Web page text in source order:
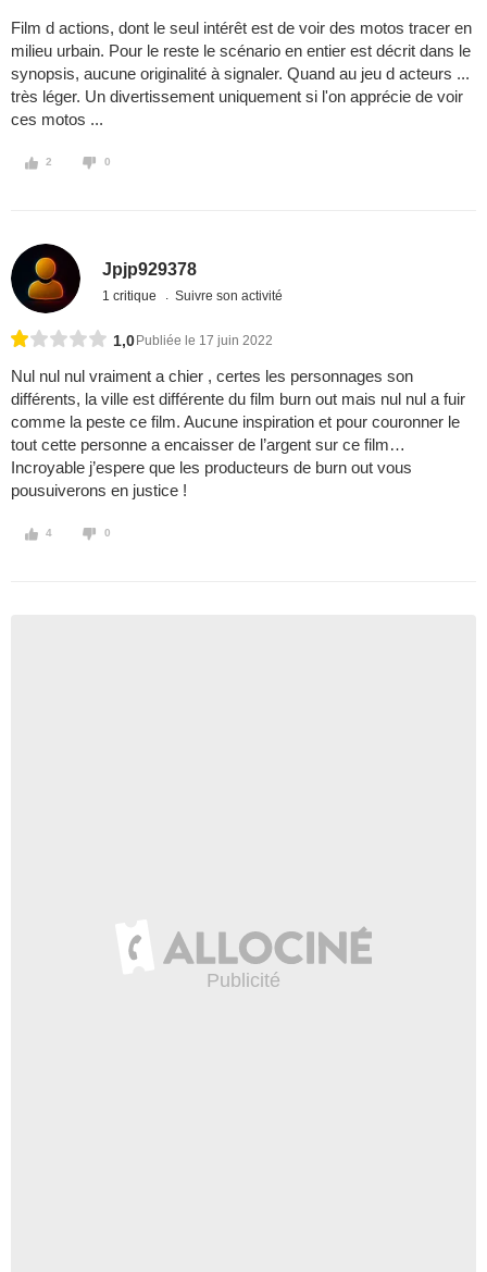
Film d actions, dont le seul intérêt est de voir des motos tracer en
milieu urbain. Pour le reste le scénario en entier est décrit dans le
synopsis, aucune originalité à signaler. Quand au jeu d acteurs ...
très léger. Un divertissement uniquement si l'on apprécie de voir
ces motos ...
2 0
Jpjp929378
1 critique Suivre son activité
1,0 Publiée le 17 juin 2022
Nul nul nul vraiment a chier , certes les personnages son
différents, la ville est différente du film burn out mais nul nul a fuir
comme la peste ce film. Aucune inspiration et pour couronner le
tout cette personne a encaisser de l’argent sur ce film…
Incroyable j’espere que les producteurs de burn out vous
pousuiverons en justice !
4 0